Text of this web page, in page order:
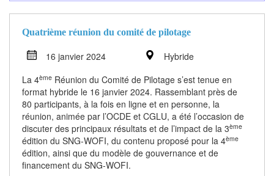
Quatrième réunion du comité de pilotage
16 janvier 2024
Hybride
La 4ème Réunion du Comité de Pilotage s’est tenue en
format hybride le 16 janvier 2024. Rassemblant près de
80 participants, à la fois en ligne et en personne, la
réunion, animée par l’OCDE et CGLU, a été l’occasion de
discuter des principaux résultats et de l’impact de la 3ème
édition du SNG-WOFI, du contenu proposé pour la 4ème
édition, ainsi que du modèle de gouvernance et de
financement du SNG-WOFI.